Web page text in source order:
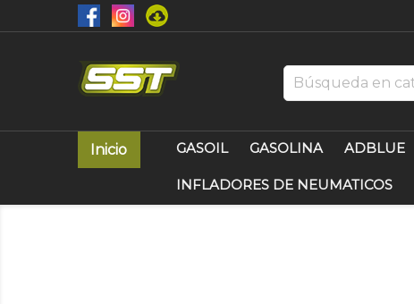
Inicio GASOIL GASOLINA ADBLUE
INFLADORES DE NEUMATICOS